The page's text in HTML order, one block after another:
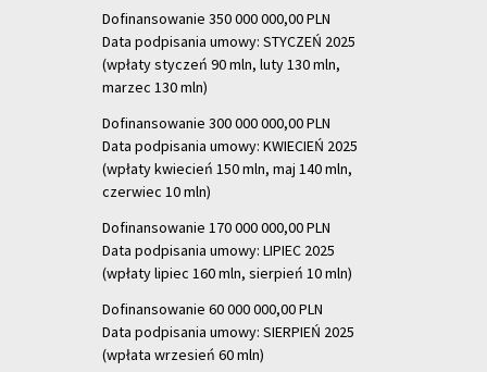
Dofinansowanie 350 000 000,00 PLN
Data podpisania umowy: STYCZEŃ 2025
(wpłaty styczeń 90 mln, luty 130 mln,
marzec 130 mln)
Dofinansowanie 300 000 000,00 PLN
Data podpisania umowy: KWIECIEŃ 2025
(wpłaty kwiecień 150 mln, maj 140 mln,
czerwiec 10 mln)
Dofinansowanie 170 000 000,00 PLN
Data podpisania umowy: LIPIEC 2025
(wpłaty lipiec 160 mln, sierpień 10 mln)
Dofinansowanie 60 000 000,00 PLN
Data podpisania umowy: SIERPIEŃ 2025
(wpłata wrzesień 60 mln)